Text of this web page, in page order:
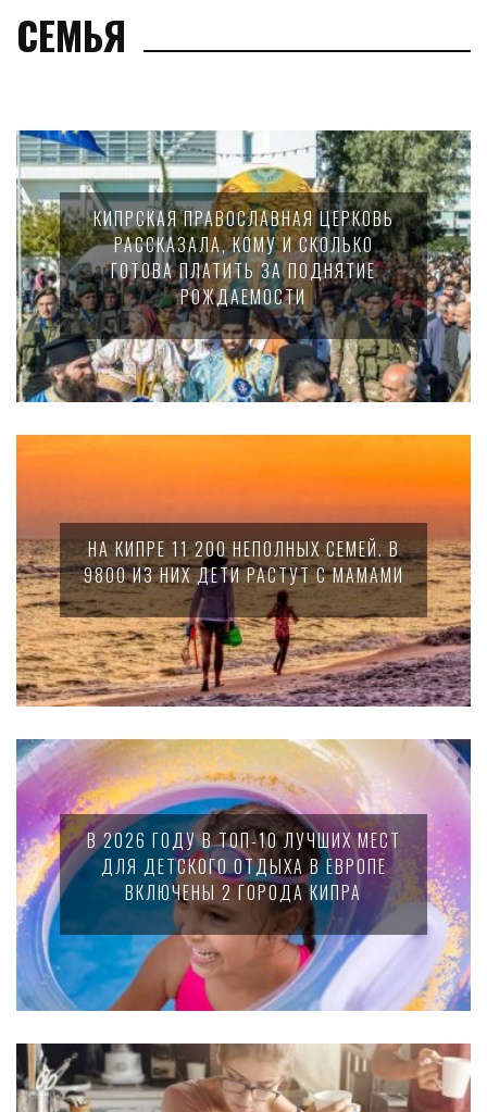
СЕМЬЯ
КИПРСКАЯ ПРАВОСЛАВНАЯ ЦЕРКОВЬ
РАССКАЗАЛА, КОМУ И СКОЛЬКО
ГОТОВА ПЛАТИТЬ ЗА ПОДНЯТИЕ
РОЖДАЕМОСТИ
НА КИПРЕ 11 200 НЕПОЛНЫХ СЕМЕЙ. В
9800 ИЗ НИХ ДЕТИ РАСТУТ С МАМАМИ
В 2026 ГОДУ В ТОП-10 ЛУЧШИХ МЕСТ
ДЛЯ ДЕТСКОГО ОТДЫХА В ЕВРОПЕ
ВКЛЮЧЕНЫ 2 ГОРОДА КИПРА